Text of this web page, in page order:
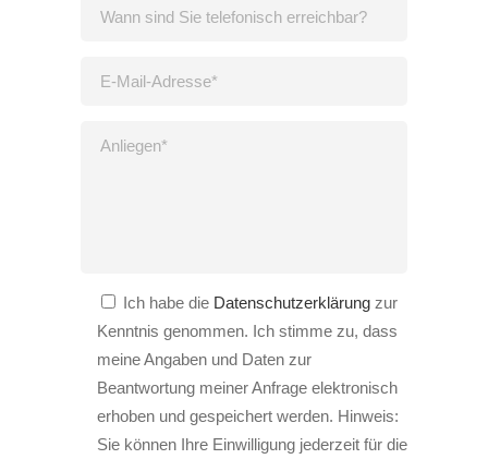
Ich habe die Datenschutzerklärung zur
Kenntnis genommen. Ich stimme zu, dass
meine Angaben und Daten zur
Beantwortung meiner Anfrage elektronisch
erhoben und gespeichert werden. Hinweis:
Sie können Ihre Einwilligung jederzeit für die